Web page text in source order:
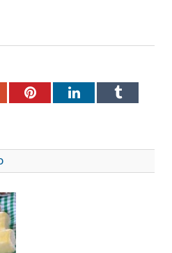
PinterestLinkedInTumblr